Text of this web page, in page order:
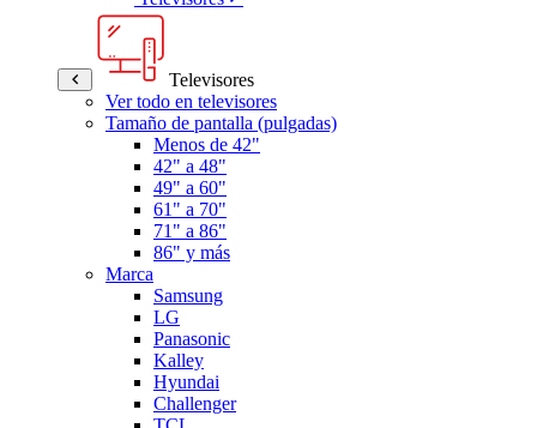
Televisores
Ver todo en televisores
Tamaño de pantalla (pulgadas)
Menos de 42"
42" a 48"
49" a 60"
61" a 70"
71" a 86"
86" y más
Marca
Samsung
LG
Panasonic
Kalley
Hyundai
Challenger